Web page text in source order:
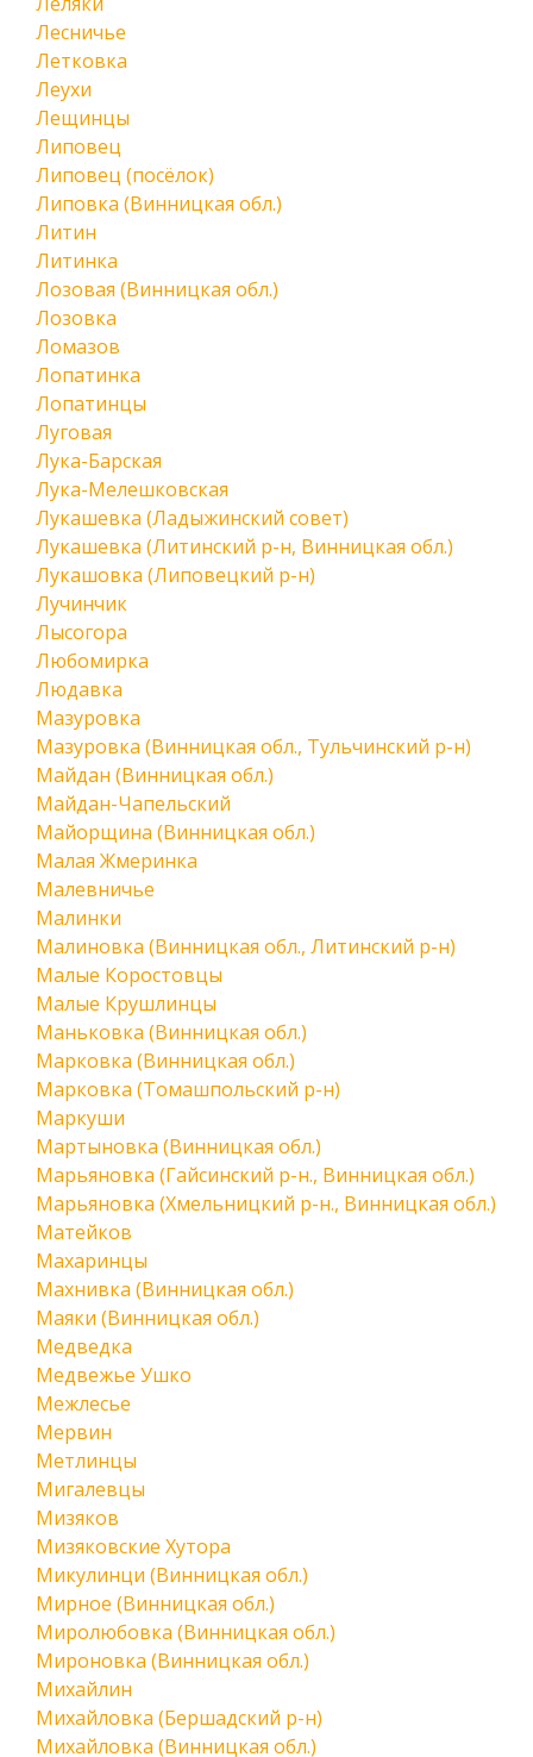
Лесничье
Летковка
Леухи
Лещинцы
Липовец
Липовец (посёлок)
Липовка (Винницкая обл.)
Литин
Литинка
Лозовая (Винницкая обл.)
Лозовка
Ломазов
Лопатинка
Лопатинцы
Луговая
Лука-Барская
Лука-Мелешковская
Лукашевка (Ладыжинский совет)
Лукашевка (Литинский р-н, Винницкая обл.)
Лукашовка (Липовецкий р-н)
Лучинчик
Лысогора
Любомирка
Людавка
Мазуровка
Мазуровка (Винницкая обл., Тульчинский р-н)
Майдан (Винницкая обл.)
Майдан-Чапельский
Майорщина (Винницкая обл.)
Малая Жмеринка
Малевничье
Малинки
Малиновка (Винницкая обл., Литинский р-н)
Малые Коростовцы
Малые Крушлинцы
Маньковка (Винницкая обл.)
Марковка (Винницкая обл.)
Марковка (Томашпольский р-н)
Маркуши
Мартыновка (Винницкая обл.)
Марьяновка (Гайсинский р-н., Винницкая обл.)
Марьяновка (Хмельницкий р-н., Винницкая обл.)
Матейков
Махаринцы
Махнивка (Винницкая обл.)
Маяки (Винницкая обл.)
Медведка
Медвежье Ушко
Межлесье
Мервин
Метлинцы
Мигалевцы
Мизяков
Мизяковские Хутора
Микулинци (Винницкая обл.)
Мирное (Винницкая обл.)
Миролюбовка (Винницкая обл.)
Мироновка (Винницкая обл.)
Михайлин
Михайловка (Бершадский р-н)
Михайловка (Винницкая обл.)